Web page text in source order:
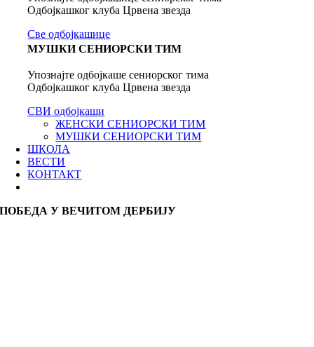
Одбојкашког клуба Црвена звезда
Све одбојкашице
МУШКИ СЕНИОРСКИ ТИМ
Упознајте одбојкаше сениорског тима
Одбојкашког клуба Црвена звезда
СВИ одбојкаши
ЖЕНСКИ СЕНИОРСКИ ТИМ
МУШКИ СЕНИОРСКИ ТИМ
ШКОЛА
ВЕСТИ
КОНТАКТ
ПОБЕДА У ВЕЧИТОМ ДЕРБИЈУ